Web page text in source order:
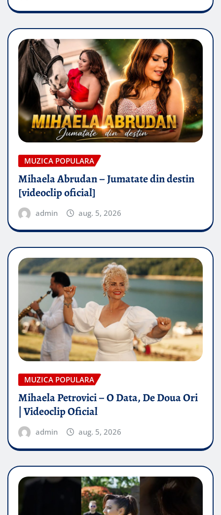
MUZICA POPULARA
Mihaela Abrudan – Jumatate din destin
[videoclip oficial]
admin aug. 5, 2026
MUZICA POPULARA
Mihaela Petrovici – O Data, De Doua Ori
| Videoclip Oficial
admin aug. 5, 2026